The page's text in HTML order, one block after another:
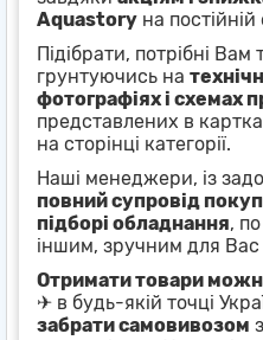
Aquastory на постійній
Підібрати, потрібні
грунтуючись на
фотографіях і схемах
представлених в
на сторінці категорії.
Наші менеджери, із
повний супровід
підборі обладнання,
іншим, зручним для Вас
Отримати товари
✈ в будь-якій точці
забрати самовивозом